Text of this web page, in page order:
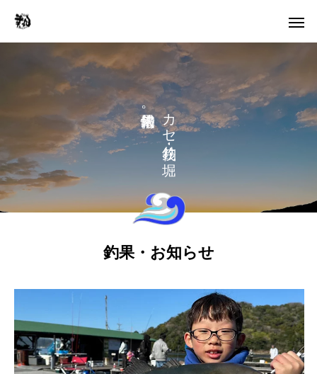
カ
セ
り
。
釣果・お知らせ